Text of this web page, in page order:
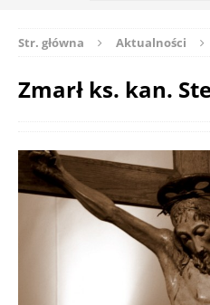
Str. główna Aktualności
Zmarł ks. kan.